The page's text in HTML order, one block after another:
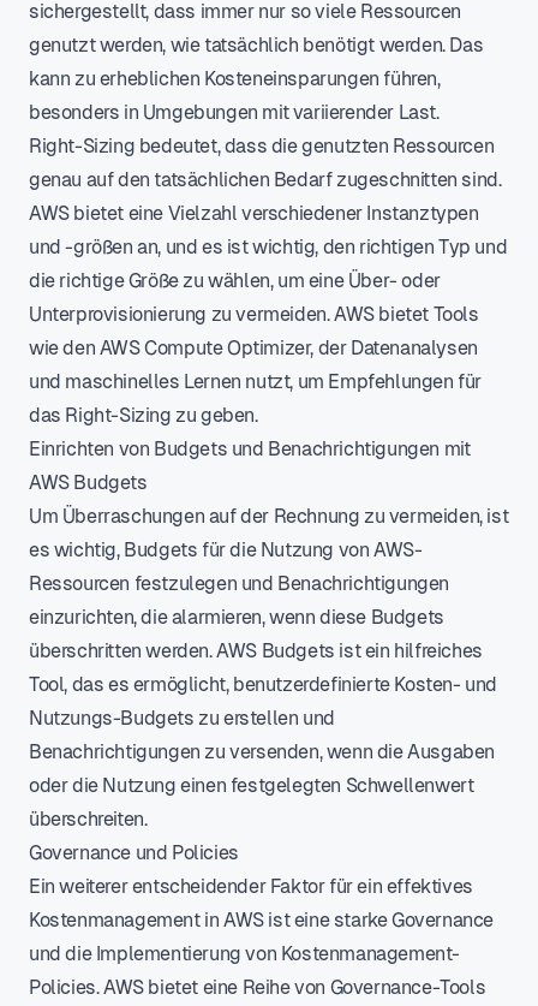
sichergestellt, dass immer nur so viele Ressourcen
genutzt werden, wie tatsächlich benötigt werden. Das
kann zu erheblichen Kosteneinsparungen führen,
besonders in Umgebungen mit variierender Last.
Right-Sizing bedeutet, dass die genutzten Ressourcen
genau auf den tatsächlichen Bedarf zugeschnitten sind.
AWS bietet eine Vielzahl verschiedener Instanztypen
und -größen an, und es ist wichtig, den richtigen Typ und
die richtige Größe zu wählen, um eine Über- oder
Unterprovisionierung zu vermeiden. AWS bietet Tools
wie den AWS Compute Optimizer, der Datenanalysen
und maschinelles Lernen nutzt, um Empfehlungen für
das Right-Sizing zu geben.
Einrichten von Budgets und Benachrichtigungen mit
AWS Budgets
Um Überraschungen auf der Rechnung zu vermeiden, ist
es wichtig, Budgets für die Nutzung von AWS-
Ressourcen festzulegen und Benachrichtigungen
einzurichten, die alarmieren, wenn diese Budgets
überschritten werden. AWS Budgets ist ein hilfreiches
Tool, das es ermöglicht, benutzerdefinierte Kosten- und
Nutzungs-Budgets zu erstellen und
Benachrichtigungen zu versenden, wenn die Ausgaben
oder die Nutzung einen festgelegten Schwellenwert
überschreiten.
Governance und Policies
Ein weiterer entscheidender Faktor für ein effektives
Kostenmanagement in AWS ist eine starke Governance
und die Implementierung von Kostenmanagement-
Policies. AWS bietet eine Reihe von Governance-Tools